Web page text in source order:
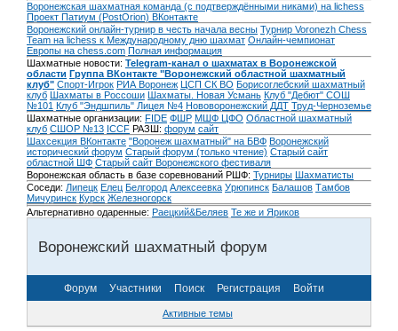
Воронежская шахматная команда (с подтверждёнными никами) на lichess
Проект Патиум (PostOrion) ВКонтакте
Воронежский онлайн-турнир в честь начала весны Турнир Voronezh Chess
Team на lichess к Международному дню шахмат Онлайн-чемпионат
Европы на chess.com Полная информация
Шахматные новости: Telegram-канал о шахматах в Воронежской
области Группа ВКонтакте "Воронежский областной шахматный
клуб" Спорт-Игрок РИА Воронеж ЦСП СК ВО Борисоглебский шахматный
клуб Шахматы в Россоши Шахматы. Новая Усмань Клуб "Дебют" СОШ
№101 Клуб "Эндшпиль" Лицея №4 Нововоронежский ДДТ Труд-Черноземье
Шахматные организации: FIDE ФШР МШФ ЦФО Областной шахматный
клуб СШОР №13 ICCF РАЗШ: форум сайт
Шахсекция ВКонтакте "Воронеж шахматный" на БВФ Воронежский
исторический форум Cтарый форум (только чтение) Старый сайт
областной ШФ Старый сайт Воронежского фестиваля
Воронежская область в базе соревнований РШФ: Турниры Шахматисты
Соседи: Липецк Елец Белгород Алексеевка Урюпинск Балашов Тамбов
Мичуринск Курск Железногорск
Альтернативно одаренные: Раецкий&Беляев Те же и Яриков
Воронежский шахматный форум
Форум Участники Поиск Регистрация Войти
Активные темы